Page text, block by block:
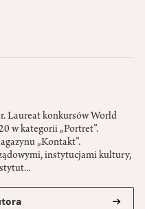
Laureat konkursów World
w kategorii „Portret”.
„Kontakt”.
instytucjami kultury,